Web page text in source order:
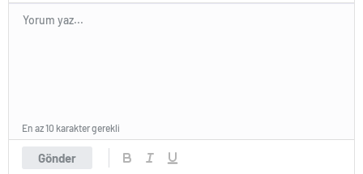
Gönder
En az 10 karakter gerekli